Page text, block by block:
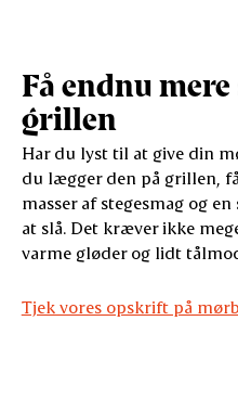
Få endnu
grillen
Har du lyst til at give din
du lægger den på grillen,
masser af stegesmag og
at slå. Det kræver ikke
varme gløder og lidt
Tjek vores opskrift på